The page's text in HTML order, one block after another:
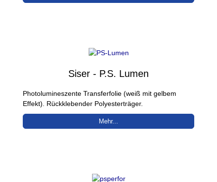
Siser - P.S. Lumen
Photolumineszente Transferfolie (weiß mit gelbem
Effekt). Rückklebender Polyesterträger.
Mehr...